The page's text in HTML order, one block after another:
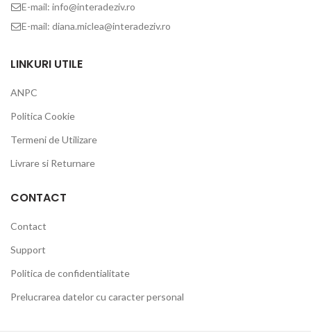
E-mail: info@interadeziv.ro
E-mail: diana.miclea@interadeziv.ro
LINKURI UTILE
ANPC
Politica Cookie
Termeni de Utilizare
Livrare si Returnare
CONTACT
Contact
Support
Politica de confidentialitate
Prelucrarea datelor cu caracter personal